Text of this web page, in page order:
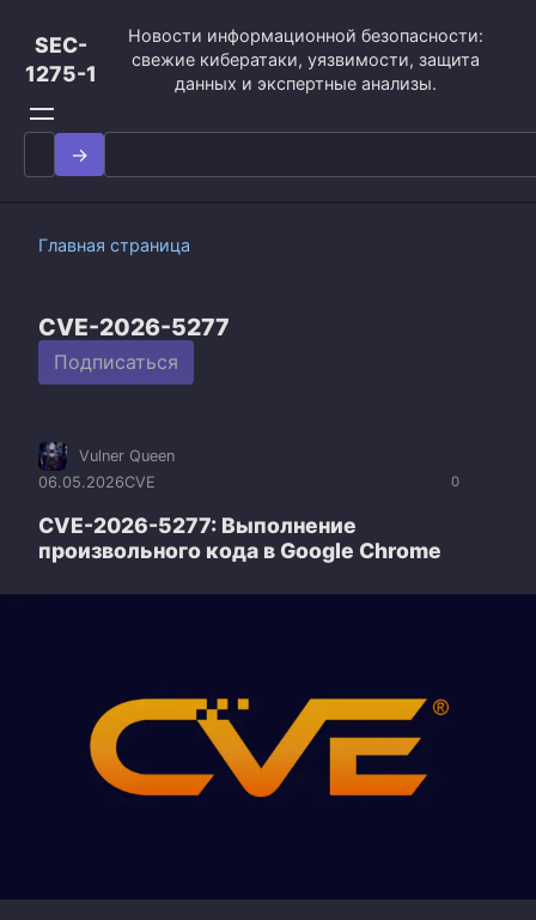
контенту
SEC-
1275-1
Новости информационной безопасности:
свежие кибератаки, уязвимости, защита
данных и экспертные анализы.
Search
for:
Главная страница
CVE-2026-5277
Подписаться
0
Vulner Queen
06.05.2026CVE
CVE-2026-5277: Выполнение
произвольного кода в Google Chrome